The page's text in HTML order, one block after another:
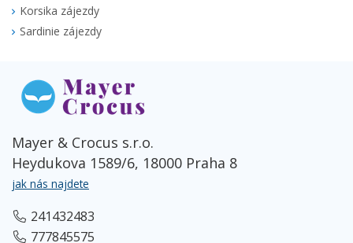
Korsika zájezdy
Sardinie zájezdy
Mayer & Crocus s.r.o.
Heydukova 1589/6, 18000 Praha 8
jak nás najdete
241432483
777845575